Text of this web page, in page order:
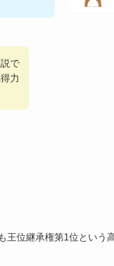
で
力
王位継承権第1位という